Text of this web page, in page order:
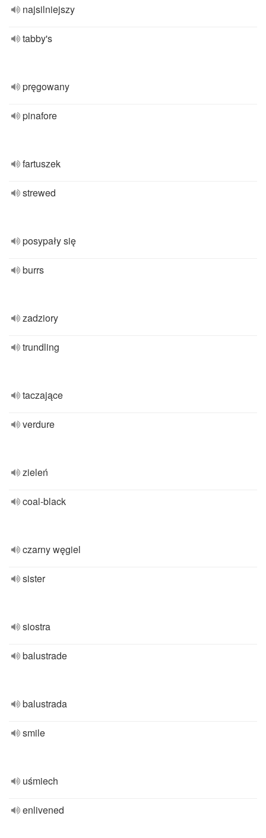
najsilniejszy
tabby's
pręgowany
pinafore
fartuszek
strewed
posypały się
burrs
zadziory
trundling
taczające
verdure
zieleń
coal-black
czarny węgiel
sister
siostra
balustrade
balustrada
smile
uśmiech
enlivened